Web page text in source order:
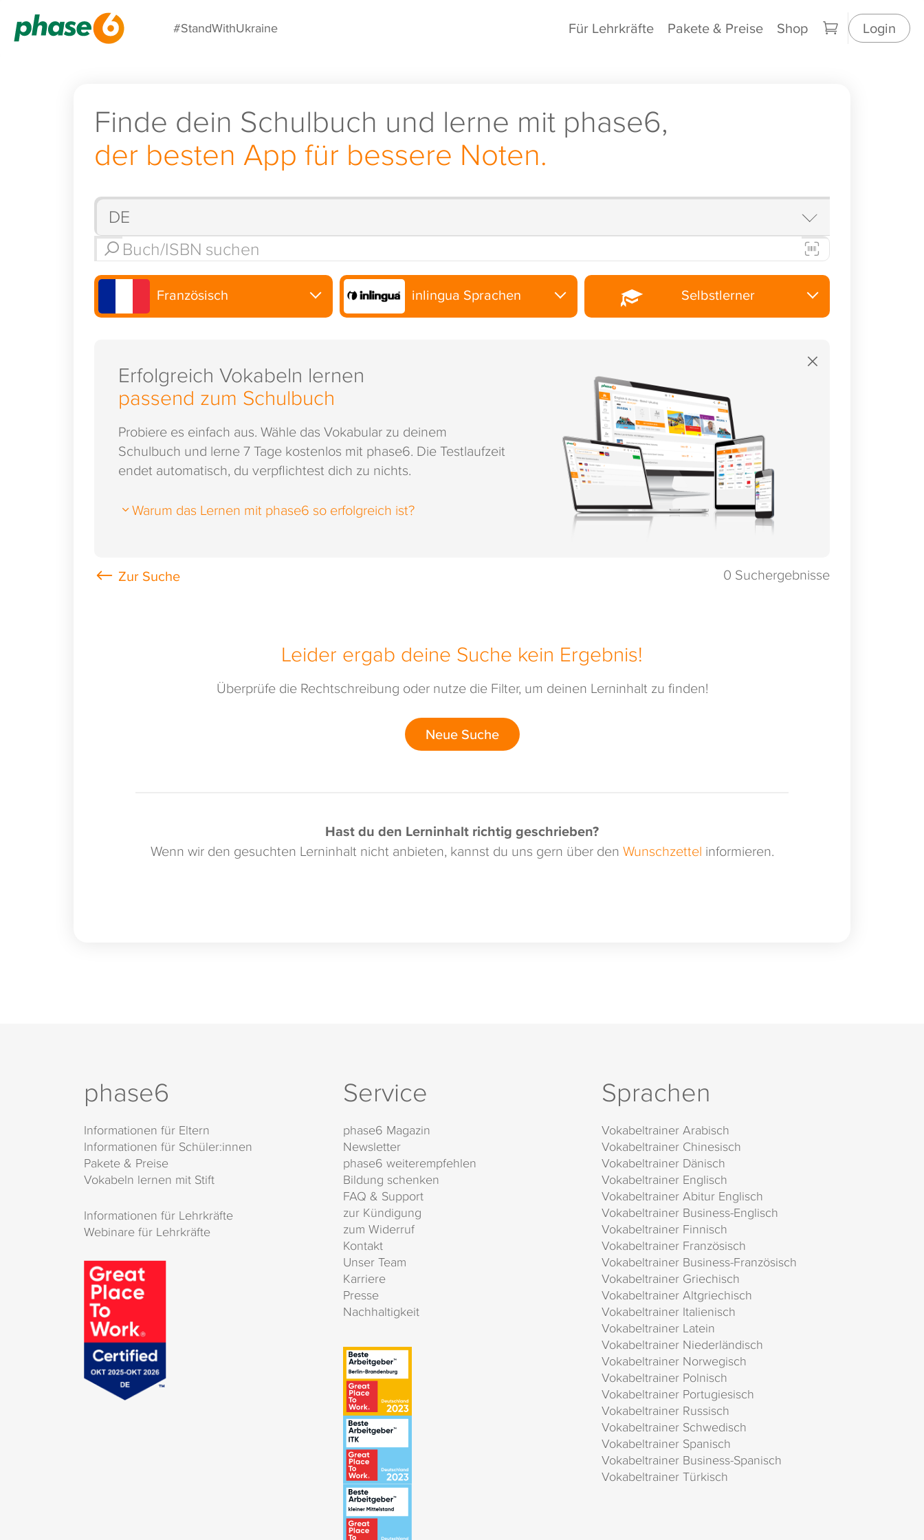
#StandWithUkraine Für Lehrkräfte Pakete & Preise Shop Login
Finde dein Schulbuch und lerne mit phase6,
der besten App für bessere Noten.
Französisch inlingua Sprachen Selbstlerner
×
Erfolgreich Vokabeln lernen
passend zum Schulbuch
Probiere es einfach aus. Wähle das Vokabular zu deinem
Schulbuch und lerne 7 Tage kostenlos mit phase6. Die Testlaufzeit
endet automatisch, du verpflichtest dich zu nichts.
Warum das Lernen mit phase6 so erfolgreich ist?
0 Suchergebnisse
Leider ergab deine Suche kein Ergebnis!
Überprüfe die Rechtschreibung oder nutze die Filter, um deinen Lerninhalt zu finden!
Neue Suche
Hast du den Lerninhalt richtig geschrieben?
Wenn wir den gesuchten Lerninhalt nicht anbieten, kannst du uns gern über den Wunschzettel informieren.
phase6
Informationen für Eltern
Informationen für Schüler:innen
Pakete & Preise
Vokabeln lernen mit Stift
Informationen für Lehrkräfte
Webinare für Lehrkräfte
Service
phase6 Magazin
Newsletter
phase6 weiterempfehlen
Bildung schenken
FAQ & Support
zur Kündigung
zum Widerruf
Kontakt
Unser Team
Karriere
Presse
Nachhaltigkeit
Sprachen
Vokabeltrainer Arabisch
Vokabeltrainer Chinesisch
Vokabeltrainer Dänisch
Vokabeltrainer Englisch
Vokabeltrainer Abitur Englisch
Vokabeltrainer Business-Englisch
Vokabeltrainer Finnisch
Vokabeltrainer Französisch
Vokabeltrainer Business-Französisch
Vokabeltrainer Griechisch
Vokabeltrainer Altgriechisch
Vokabeltrainer Italienisch
Vokabeltrainer Latein
Vokabeltrainer Niederländisch
Vokabeltrainer Norwegisch
Vokabeltrainer Polnisch
Vokabeltrainer Portugiesisch
Vokabeltrainer Russisch
Vokabeltrainer Schwedisch
Vokabeltrainer Spanisch
Vokabeltrainer Business-Spanisch
Vokabeltrainer Türkisch